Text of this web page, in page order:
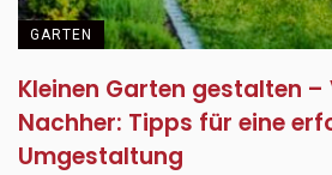
GARTEN
Kleinen Garten gestalten –
Nachher: Tipps für eine
Umgestaltung